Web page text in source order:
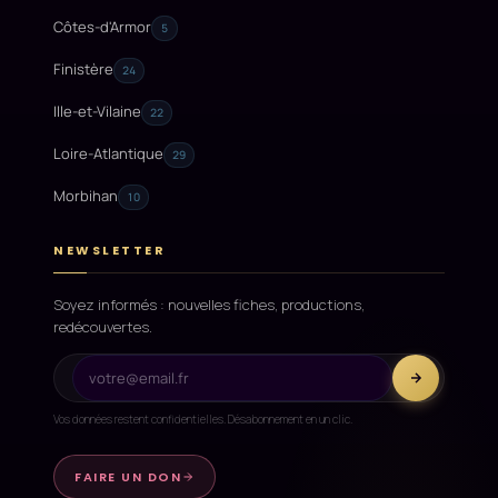
Côtes-d'Armor 5
Finistère 24
Ille-et-Vilaine 22
Loire-Atlantique 29
Morbihan 10
NEWSLETTER
Soyez informés : nouvelles fiches, productions,
redécouvertes.
Vos données restent confidentielles. Désabonnement en un clic.
FAIRE UN DON